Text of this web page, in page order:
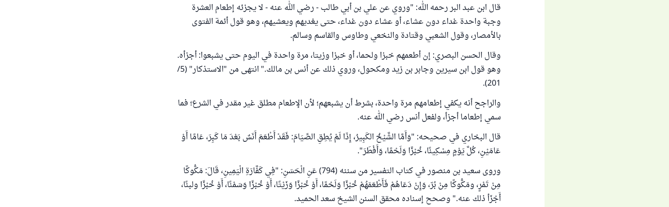
قال ابن عبد البر رحمه الله: "وروي عن علي بن أبي طالب - رضي الله عنه - لا يجزئه إطعام العشرة
وجبة واحدة غداء دون عشاء، أو عشاء دون غداء، حتى يغديهم ويعشيهم، وهو قول أئمة الفتوى
بالأمصار، وقول الشعبي وقتادة والنخعي وطاوس والقاسم وسالم.
وقال الحسن البصري: إن أطعمهم خبزا ولحما، أو خبزا وزيتا، مرة واحدة في اليوم حتى يشبعوا: أجزأه.
وهو قول ابن سيرين وجابر بن زيد ومكحول، وروي ذلك عن أنس بن مالك." انتهى من "الاستذكار" (5/
201).
والراجح أنه يكفي إطعامهم مرة واحدة، بشرط أن يشبعهم؛ لأن الإطعام مطلق غير مقدر في الشرع؛ فما
سمي إطعاما أجزأ، ولفعل أنس رضي الله عنه.
قال البخاري في صحيحه: "وَأَمَّا الشَّيْخُ الكَبِيرُ، إِذَا لَمْ يُطِقِ الصِّيَامَ: فَقَدْ أَطْعَمَ أَنَسٌ بَعْدَ مَا كَبِرَ، عَامًا أَوْ
عَامَيْنِ، كُلَّ يَوْمٍ مِسْكِينًا، خُبْزًا وَلَحْمًا، وَأَفْطَرَ".
وروى سعيد بن منصور في كتاب التفسير من سننه (794) عَنِ الْحَسَنِ: "فِي كَفَّارَةِ الْيَمِينِ، قَالَ: مَكُّوكًا
مِنْ تَمْرٍ، ومَكُّوكًا مِنْ بُرّ، وَإِنْ دَعَاهُمْ فَأَطْعَمَهُمْ خُبْزًا وَلَحْمًا، أَوْ خُبْزًا وَزَيْتًا، أَوْ خُبْزًا وَسَمْنًا، أَوْ خُبْزًا ولبنًا،
أَجْزَأ ذلك عنه." وصحح إسناده محقق السنن الشيخ سعد الحميد.